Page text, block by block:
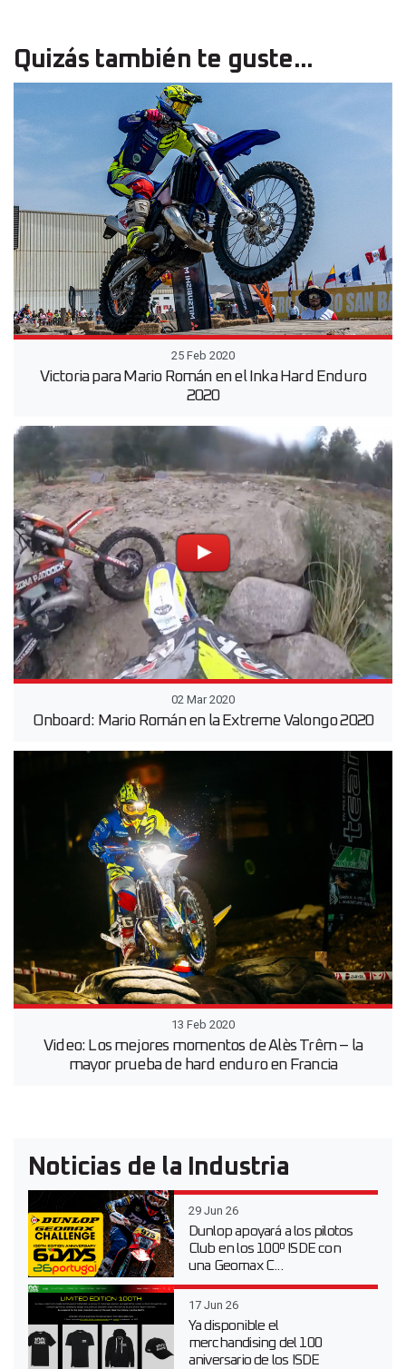
Quizás también te guste...
25 Feb 2020
Victoria para Mario Román en el Inka Hard Enduro
2020
02 Mar 2020
Onboard: Mario Román en la Extreme Valongo 2020
13 Feb 2020
Video: Los mejores momentos de Alès Trêm – la
mayor prueba de hard enduro en Francia
Noticias de la Industria
29 Jun 26
Dunlop apoyará a los pilotos
Club en los 100º ISDE con
una Geomax C...
17 Jun 26
Ya disponible el
merchandising del 100
aniversario de los ISDE